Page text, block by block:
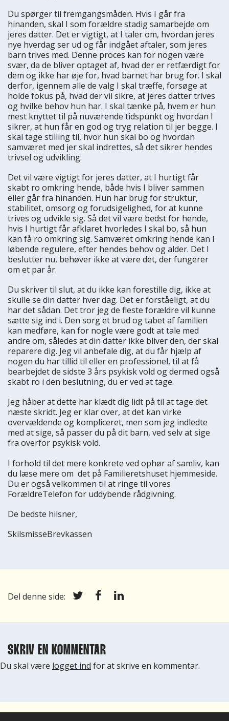
Du spørger til fremgangsmåden. Hvis I går fra
hinanden, skal I som forældre stadig samarbejde om
jeres datter. Det er vigtigt, at I taler om, hvordan jeres
nye hverdag ser ud og får indgået aftaler, som jeres
barn trives med. Denne proces kan for nogen være
svær, da de bliver optaget af, hvad der er retfærdigt for
dem og ikke har øje for, hvad barnet har brug for. I skal
derfor, igennem alle de valg I skal træffe, forsøge at
holde fokus på, hvad der vil sikre, at jeres datter trives
og hvilke behov hun har. I skal tænke på, hvem er hun
mest knyttet til på nuværende tidspunkt og hvordan I
sikrer, at hun får en god og tryg relation til jer begge. I
skal tage stilling til, hvor hun skal bo og hvordan
samværet med jer skal indrettes, så det sikrer hendes
trivsel og udvikling.
Det vil være vigtigt for jeres datter, at I hurtigt får
skabt ro omkring hende, både hvis I bliver sammen
eller går fra hinanden. Hun har brug for struktur,
stabilitet, omsorg og forudsigelighed, for at kunne
trives og udvikle sig. Så det vil være bedst for hende,
hvis I hurtigt får afklaret hvorledes I skal bo, så hun
kan få ro omkring sig. Samværet omkring hende kan I
løbende regulere, efter hendes behov og alder. Det I
beslutter nu, behøver ikke at være det, der fungerer
om et par år.
Du skriver til slut, at du ikke kan forestille dig, ikke at
skulle se din datter hver dag. Det er forståeligt, at du
har det sådan. Det tror jeg de fleste forældre vil kunne
sætte sig ind i. Den sorg et brud og tabet af familien
kan medføre, kan for nogle være godt at tale med
andre om, således at din datter ikke bliver den, der skal
reparere dig. Jeg vil anbefale dig, at du får hjælp af
nogen du har tillid til eller en professionel, til at få
bearbejdet de sidste 3 års psykisk vold og dermed også
skabt ro i den beslutning, du er ved at tage.
Jeg håber at dette har klædt dig lidt på til at tage det
næste skridt. Jeg er klar over, at det kan virke
overvældende og kompliceret, men som jeg indledte
med at sige, så passer du på dit barn, ved selv at sige
fra overfor psykisk vold.
I forhold til det mere konkrete ved ophør af samliv, kan
du læse mere om det på Familieretshuset hjemmeside.
Du er også velkommen til at ringe til vores
ForældreTelefon for uddybende rådgivning.
De bedste hilsner,
SkilsmisseBrevkassen
Del denne side:
SKRIV EN KOMMENTAR
Du skal være logget ind for at skrive en kommentar.